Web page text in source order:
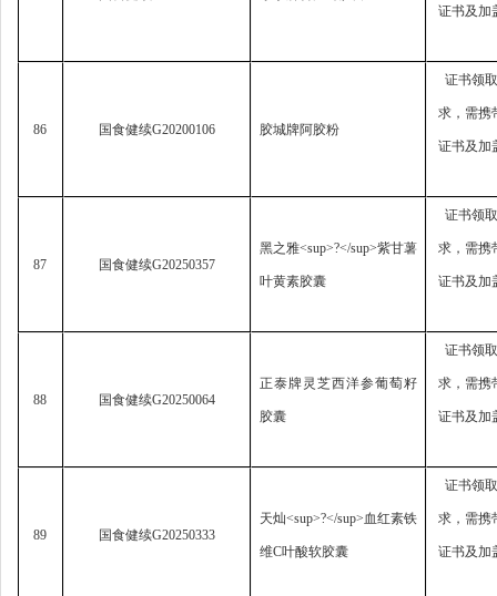
证书及加
86 国食健续G20200106 胶城牌阿胶粉
证书领
求， 需携
证书及加
87 国食健续G20250357
黑之雅<sup>?</sup>紫甘薯
叶黄素胶囊
证书领
求， 需携
证书及加
88 国食健续G20250064
正泰牌灵芝西洋参葡萄籽
胶囊
证书领
求， 需携
证书及加
89 国食健续G20250333
天灿<sup>?</sup>血红素铁
维C叶酸软胶囊
证书领
求， 需携
证书及加